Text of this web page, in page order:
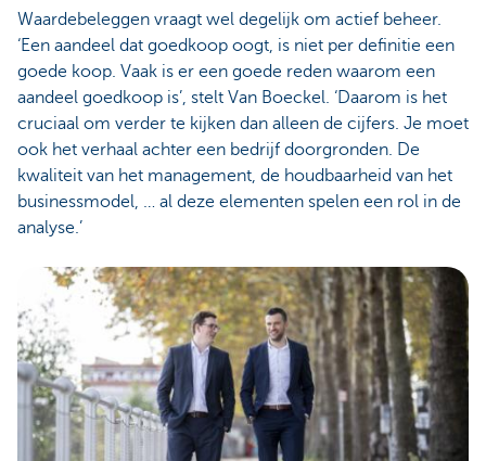
Waardebeleggen vraagt wel degelijk om actief beheer.
‘Een aandeel dat goedkoop oogt, is niet per definitie een
goede koop. Vaak is er een goede reden waarom een
aandeel goedkoop is’, stelt Van Boeckel. ‘Daarom is het
cruciaal om verder te kijken dan alleen de cijfers. Je moet
ook het verhaal achter een bedrijf doorgronden. De
kwaliteit van het management, de houdbaarheid van het
businessmodel, … al deze elementen spelen een rol in de
analyse.’